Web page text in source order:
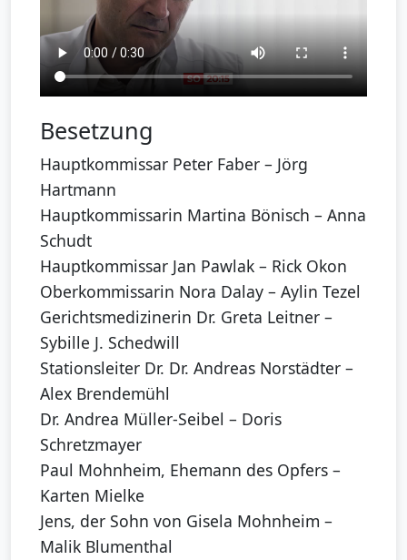
Besetzung
Hauptkommissar Peter Faber – Jörg
Hartmann
Hauptkommissarin Martina Bönisch – Anna
Schudt
Hauptkommissar Jan Pawlak – Rick Okon
Oberkommissarin Nora Dalay – Aylin Tezel
Gerichtsmedizinerin Dr. Greta Leitner –
Sybille J. Schedwill
Stationsleiter Dr. Dr. Andreas Norstädter –
Alex Brendemühl
Dr. Andrea Müller-Seibel – Doris
Schretzmayer
Paul Mohnheim, Ehemann des Opfers –
Karten Mielke
Jens, der Sohn von Gisela Mohnheim –
Malik Blumenthal